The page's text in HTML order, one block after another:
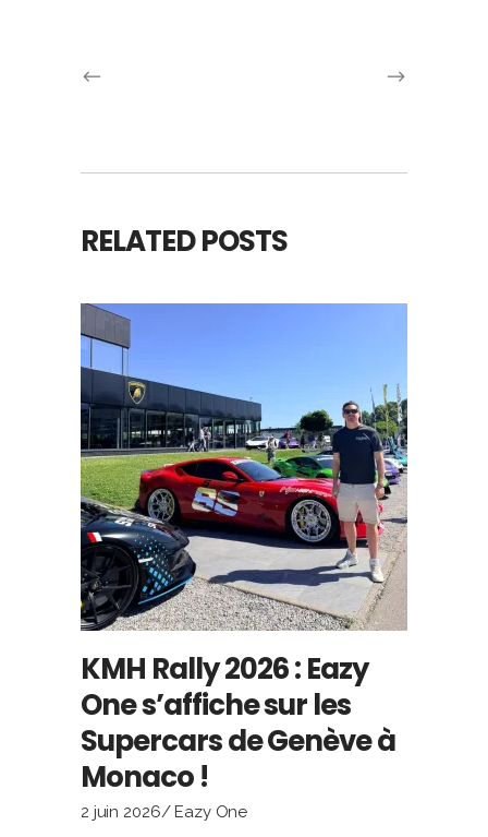
RELATED POSTS
KMH Rally 2026 : Eazy
One s’affiche sur les
Supercars de Genève à
Monaco !
2 juin 2026 Eazy One